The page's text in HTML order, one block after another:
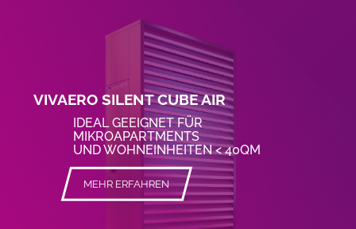
VIVAERO SILENT CUBE AIR
IDEAL GEEIGNET FÜR
MIKROAPARTMENTS
UND WOHNEINHEITEN < 40QM
MEHR ERFAHREN